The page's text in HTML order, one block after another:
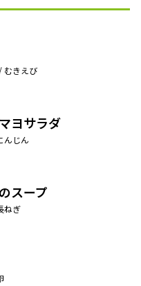
むきえび
ヨサラダ
んじん
スープ
ねぎ